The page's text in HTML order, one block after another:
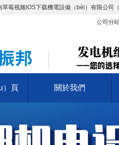
莓视频IOS下载機電設備（bèi）有限公司
公司分
）頁 關於我們